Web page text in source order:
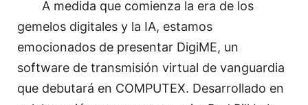
A medida que comienza la era de los
gemelos digitales y la IA, estamos
emocionados de presentar DigiME, un
software de transmisión virtual de vanguardia
que debutará en COMPUTEX. Desarrollado en